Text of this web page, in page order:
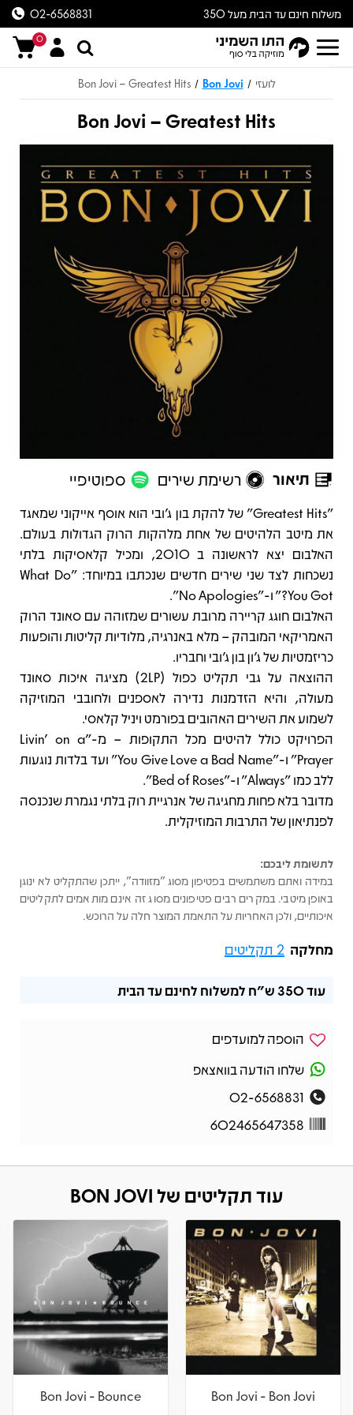
משלוח חינם עד הבית מעל 350
ש״ח
02-6568831
0
לועזי /
Bon Jovi
/
Bon Jovi – Greatest Hits
Bon Jovi – Greatest Hits
תיאור רשימת שירים ספוטיפיי
תיאור
"Greatest Hits" של להקת בון ג'ובי הוא אוסף אייקוני שמאגד
את מיטב הלהיטים של אחת מלהקות הרוק הגדולות בעולם.
האלבום יצא לראשונה ב 2010, ומכיל קלאסיקות בלתי
נשכחות לצד שני שירים חדשים שנכתבו במיוחד: "What Do
You Got?" ו-"No Apologies".
האלבום חוגג קריירה מרובת עשורים שמזוהה עם סאונד הרוק
האמריקאי המובהק – מלא באנרגיה, מלודיות קליטות והופעות
כריזמטיות של ג'ון בון ג'ובי וחבריו.
ההוצאה על גבי תקליט כפול (2LP) מציגה איכות סאונד
מעולה, והיא הזדמנות נדירה לאספנים ולחובבי המוזיקה
לשמוע את השירים האהובים בפורמט ויניל קלאסי.
הפרויקט כולל להיטים מכל התקופות – מ-"Livin' on a
Prayer" ו-"You Give Love a Bad Name" ועד בלדות נוגעות
ללב כמו "Always" ו-"Bed of Roses".
מדובר בלא פחות מחגיגה של אנרגיית רוק בלתי נגמרת שנכנסה
לפנתיאון של התרבות המוזיקלית.
לתשומת ליבכם:
במידה ואתם משתמשים בפטיפון מסוג "מזוודה", ייתכן שהתקליט לא ינוגן
באופן מיטבי. במקרים רבים פטיפונים מסוג זה אינם מותאמים לתקליטים
איכותיים, ולכן האחריות על התאמת המוצר חלה על הרוכש.
מחלקה 2 תקליטים
עוד350 ש"ח למשלוח לחינם עד הבית
הוספה למועדפים
שלחו הודעה בוואצאפ
02-6568831
602465647358
עוד תקליטים של BON JOVI
Bon Jovi - Bon Jovi
Bon Jovi - Bounce